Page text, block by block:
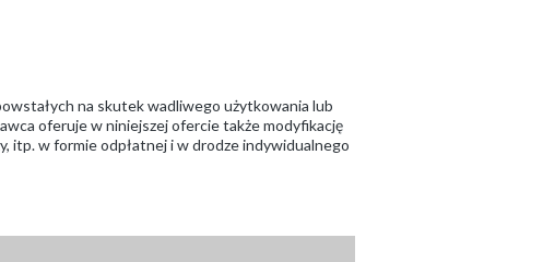
na skutek wadliwego użytkowania lub
oferuje w niniejszej ofercie także modyfikację
itp. w formie odpłatnej i w drodze indywidualnego